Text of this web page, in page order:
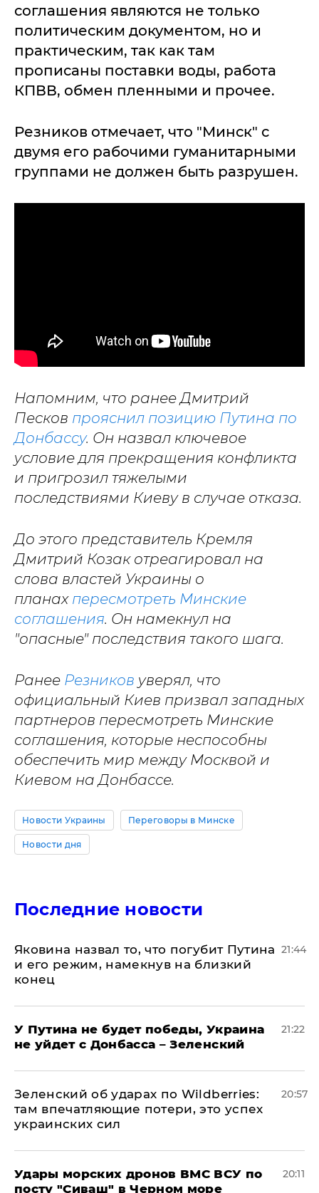
соглашения являются не только
политическим документом, но и
практическим, так как там
прописаны поставки воды, работа
КПВВ, обмен пленными и прочее.
Резников отмечает, что "Минск" с
двумя его рабочими гуманитарными
группами не должен быть разрушен.
Напомним, что ранее Дмитрий
Песков прояснил позицию Путина по
Донбассу. Он назвал ключевое
условие для прекращения конфликта
и пригрозил тяжелыми
последствиями Киеву в случае отказа.
До этого представитель Кремля
Дмитрий Козак отреагировал на
слова властей Украины о
планах пересмотреть Минские
соглашения. Он намекнул на
"опасные" последствия такого шага.
Ранее Резников уверял, что
официальный Киев призвал западных
партнеров пересмотреть Минские
соглашения, которые неспособны
обеспечить мир между Москвой и
Киевом на Донбассе.
Новости Украины Переговоры в Минске
Новости дня
Последние новости
Яковина назвал то, что погубит Путина
и его режим, намекнув на близкий
конец
21:44
У Путина не будет победы, Украина
не уйдет с Донбасса – Зеленский
21:22
Зеленский об ударах по Wildberries:
там впечатляющие потери, это успех
украинских сил
20:57
Удары морских дронов ВМС ВСУ по
посту "Сиваш" в Черном море
20:11